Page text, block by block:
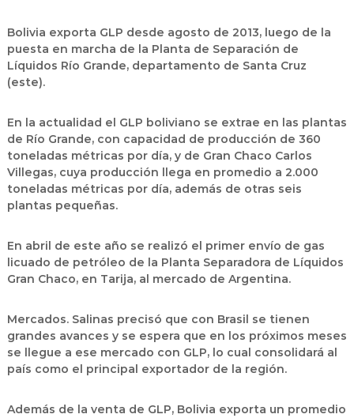
Bolivia exporta GLP desde agosto de 2013, luego de la
puesta en marcha de la Planta de Separación de
Líquidos Río Grande, departamento de Santa Cruz
(este).
En la actualidad el GLP boliviano se extrae en las plantas
de Río Grande, con capacidad de producción de 360
toneladas métricas por día, y de Gran Chaco Carlos
Villegas, cuya producción llega en promedio a 2.000
toneladas métricas por día, además de otras seis
plantas pequeñas.
En abril de este año se realizó el primer envío de gas
licuado de petróleo de la Planta Separadora de Líquidos
Gran Chaco, en Tarija, al mercado de Argentina.
Mercados. Salinas precisó que con Brasil se tienen
grandes avances y se espera que en los próximos meses
se llegue a ese mercado con GLP, lo cual consolidará al
país como el principal exportador de la región.
Además de la venta de GLP, Bolivia exporta un promedio